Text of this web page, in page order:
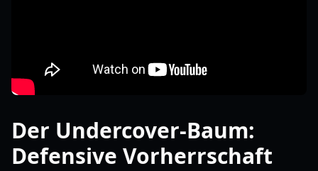
Der Undercover-Baum:
Defensive Vorherrschaft